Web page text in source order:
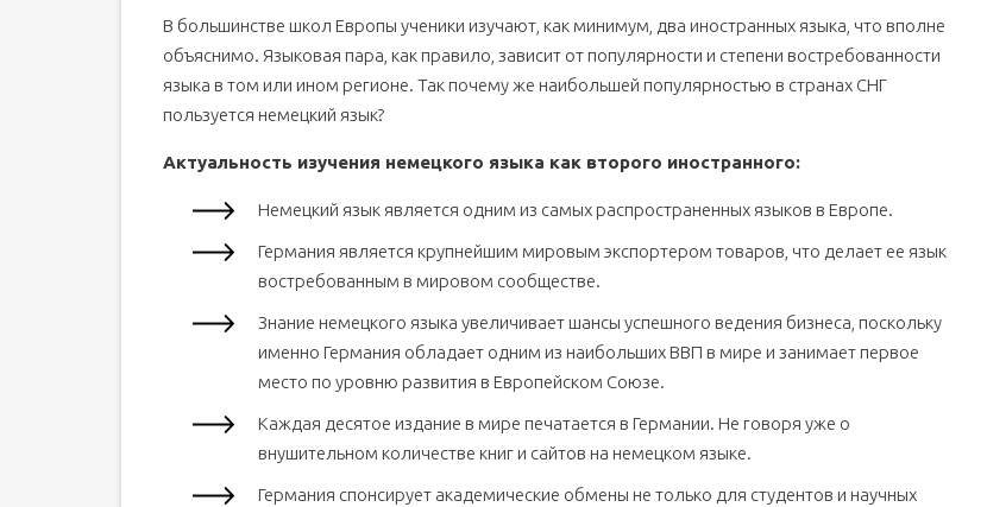
В большинстве школ Европы ученики изучают, как минимум, два иностранных языка, что вполне
объяснимо. Языковая пара, как правило, зависит от популярности и степени востребованности
языка в том или ином регионе. Так почему же наибольшей популярностью в странах СНГ
пользуется немецкий язык?
Актуальность изучения немецкого языка как второго иностранного:
Немецкий язык является одним из самых распространенных языков в Европе.
Германия является крупнейшим мировым экспортером товаров, что делает ее язык
востребованным в мировом сообществе.
Знание немецкого языка увеличивает шансы успешного ведения бизнеса, поскольку
именно Германия обладает одним из наибольших ВВП в мире и занимает первое
место по уровню развития в Европейском Союзе.
Каждая десятое издание в мире печатается в Германии. Не говоря уже о
внушительном количестве книг и сайтов на немецком языке.
Германия спонсирует академические обмены не только для студентов и научных